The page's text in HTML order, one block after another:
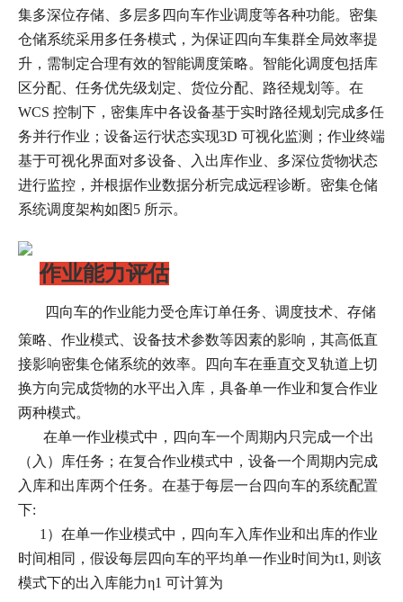
集多深位存储、多层多四向车作业调度等各种功能。密集
仓储系统采用多任务模式，为保证四向车集群全局效率提
升，需制定合理有效的智能调度策略。智能化调度包括库
区分配、任务优先级划定、货位分配、路径规划等。在
WCS 控制下，密集库中各设备基于实时路径规划完成多任
务并行作业；设备运行状态实现3D 可视化监测；作业终端
基于可视化界面对多设备、入出库作业、多深位货物状态
进行监控，并根据作业数据分析完成远程诊断。密集仓储
系统调度架构如图5 所示。
作业能力评估
四向车的作业能力受仓库订单任务、调度技术、存储
策略、作业模式、设备技术参数等因素的影响，其高低直
接影响密集仓储系统的效率。四向车在垂直交叉轨道上切
换方向完成货物的水平出入库，具备单一作业和复合作业
两种模式。
在单一作业模式中，四向车一个周期内只完成一个出
（入）库任务；在复合作业模式中，设备一个周期内完成
入库和出库两个任务。在基于每层一台四向车的系统配置
下:
1）在单一作业模式中，四向车入库作业和出库的作业
时间相同，假设每层四向车的平均单一作业时间为t1, 则该
模式下的出入库能力η1 可计算为